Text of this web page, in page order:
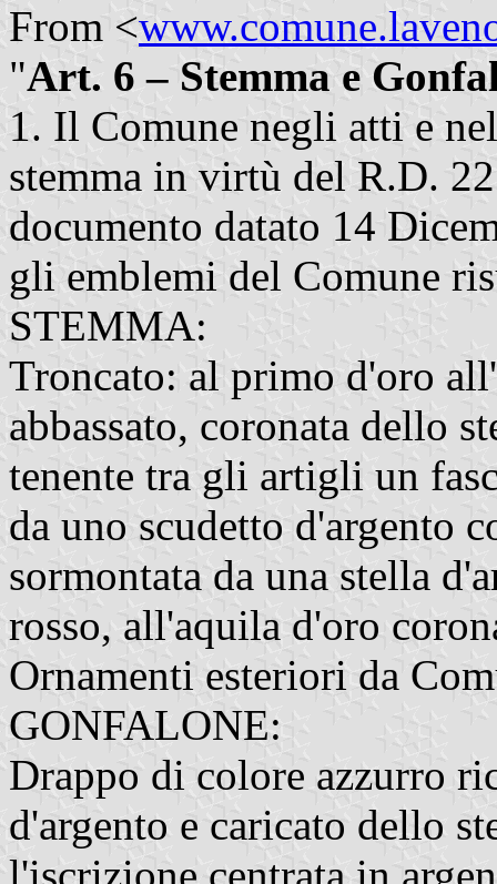
From <
"Art. 6 – Stemma e
1. Il Comune negli atti e
stemma in virtù del R.D.
documento datato 14
gli emblemi del Comune
STEMMA:
Troncato: al primo d'oro
abbassato, coronata dello
tenente tra gli artigli un
da uno scudetto d'argento
sormontata da una stella
rosso, all'aquila d'oro
Ornamenti esteriori da
GONFALONE:
Drappo di colore azzurro
d'argento e caricato dello
l'iscrizione centrata in